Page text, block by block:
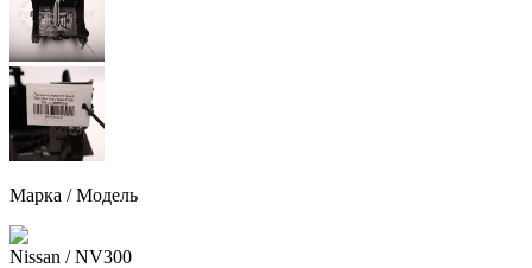
Марка / Модель
Nissan / NV300